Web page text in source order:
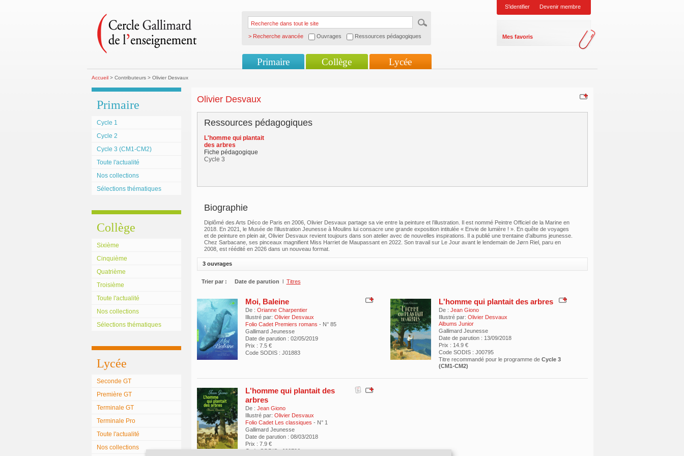
> Recherche avancée Ouvrages Ressources pédagogiques
S'identifier Devenir membre
Mes favoris
Primaire Collège Lycée
Accueil> Contributeurs > Olivier Desvaux
Primaire
Cycle 1
Cycle 2
Cycle 3 (CM1-CM2)
Toute l'actualité
Nos collections
Sélections thématiques
Collège
Sixième
Cinquième
Quatrième
Troisième
Toute l'actualité
Nos collections
Sélections thématiques
Lycée
Seconde GT
Première GT
Terminale GT
Terminale Pro
Toute l'actualité
Nos collections
Olivier Desvaux
Ressources pédagogiques
L'homme qui plantait
des arbres
Fiche pédagogique
Cycle 3
Biographie
Diplômé des Arts Déco de Paris en 2006, Olivier Desvaux partage sa vie entre la peinture et l’illustration. Il est nommé Peintre Officiel de la Marine en
2018. En 2021, le Musée de l’illustration Jeunesse à Moulins lui consacre une grande exposition intitulée « Envie de lumière ! ». En quête de voyages
et de peinture en plein air, Olivier Desvaux revient toujours dans son atelier avec de nouvelles inspirations. Il a publié une trentaine d’albums jeunesse.
Chez Sarbacane, ses pinceaux magnifient Miss Harriet de Maupassant en 2022. Son travail sur Le Jour avant le lendemain de Jørn Riel, paru en
2008, est réédité en 2026 dans un nouveau format.
3 ouvrages
Trier par : Date de parution l Titres
Moi, Baleine
De : Orianne Charpentier
Illustré par: Olivier Desvaux
Folio Cadet Premiers romans - N° 85
Gallimard Jeunesse
Date de parution : 02/05/2019
Prix : 7.5 €
Code SODIS : J01883
L'homme qui plantait des arbres
De : Jean Giono
Illustré par: Olivier Desvaux
Albums Junior
Gallimard Jeunesse
Date de parution : 13/09/2018
Prix : 14.9 €
Code SODIS : J00795
Titre recommandé pour le programme de Cycle 3
(CM1-CM2)
L'homme qui plantait des
arbres
De : Jean Giono
Illustré par: Olivier Desvaux
Folio Cadet Les classiques - N° 1
Gallimard Jeunesse
Date de parution : 08/03/2018
Prix : 7.9 €
Code SODIS : J00796